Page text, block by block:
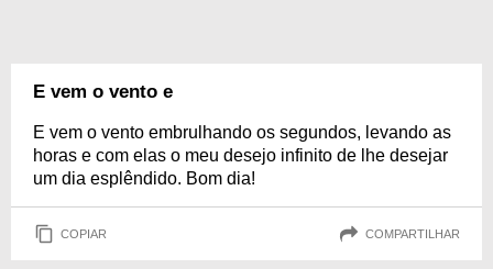
E vem o vento e
E vem o vento embrulhando os segundos, levando as
horas e com elas o meu desejo infinito de lhe desejar
um dia esplêndido. Bom dia!
COPIAR COMPARTILHAR